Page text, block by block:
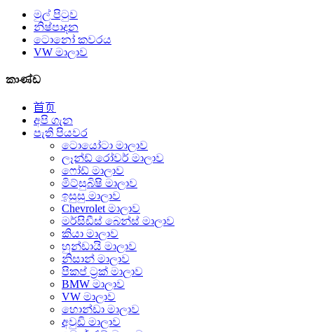
මුල් පිටුව
නිෂ්පාදන
ටොනෝ කවරය
VW මාලාව
කාණ්ඩ
首页
අපි ගැන
පැති පියවර
ටොයෝටා මාලාව
ලෑන්ඩ් රෝවර් මාලාව
ෆෝඩ් මාලාව
මිට්සුබිෂි මාලාව
ඉසුසු මාලාව
Chevrolet මාලාව
මර්සිඩීස් බෙන්ස් මාලාව
කියා මාලාව
හුන්ඩායි මාලාව
නිසාන් මාලාව
පිකප් ට්‍රක් මාලාව
BMW මාලාව
VW මාලාව
හොන්ඩා මාලාව
අවුඩි මාලාව